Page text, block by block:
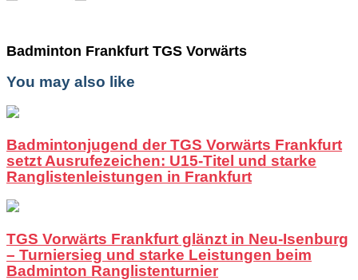
Badminton Frankfurt TGS Vorwärts
You may also like
Badmintonjugend der TGS Vorwärts Frankfurt
setzt Ausrufezeichen: U15-Titel und starke
Ranglistenleistungen in Frankfurt
TGS Vorwärts Frankfurt glänzt in Neu-Isenburg
– Turniersieg und starke Leistungen beim
Badminton Ranglistenturnier